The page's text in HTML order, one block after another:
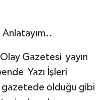
Gazetesi yayın
Yazı İşleri
gazetede olduğu gibi